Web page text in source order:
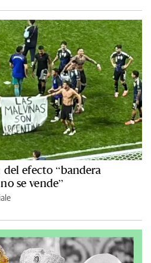
del efecto “bandera
se vende”